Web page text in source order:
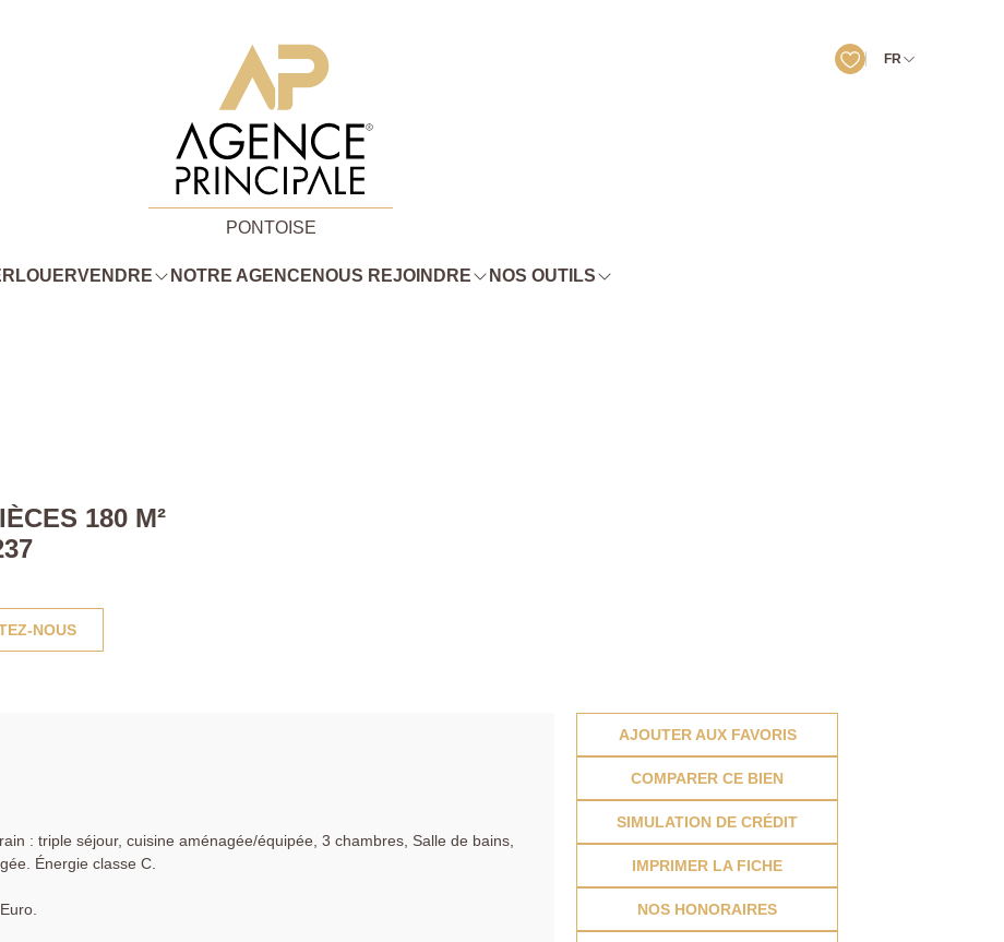
FR
PONTOISE
LOUERVENDRE NOTRE AGENCE NOUS REJOINDRE NOS OUTILS
180 M²
NOUS
: triple séjour, cuisine aménagée/équipée, 3 chambres, Salle de bains,
Énergie classe C.
AJOUTER AUX FAVORIS
COMPARER CE BIEN
SIMULATION DE CRÉDIT
IMPRIMER LA FICHE
NOS HONORAIRES